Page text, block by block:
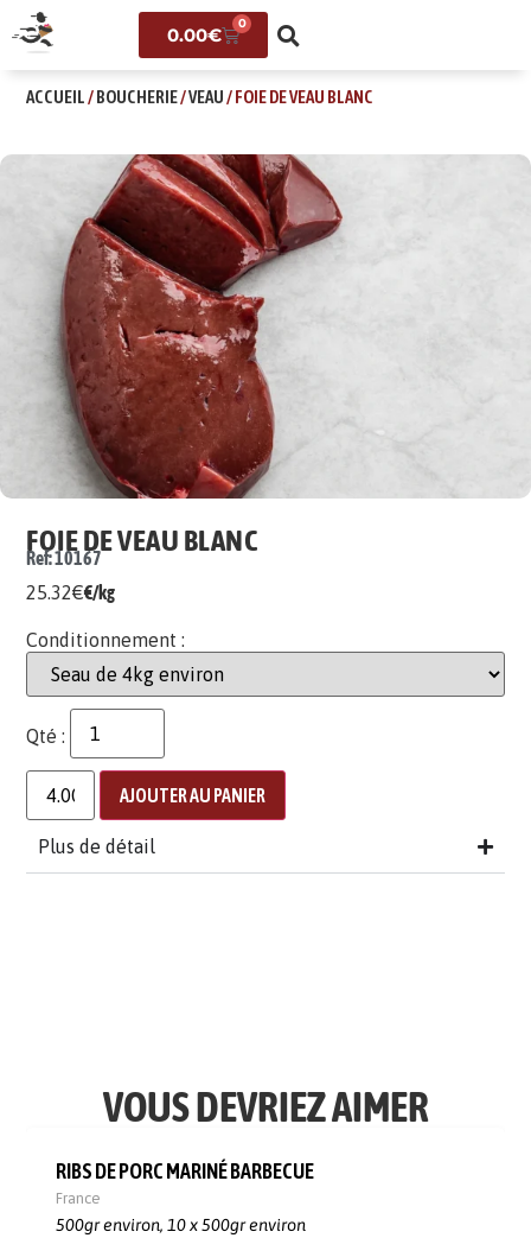
0.00€
0
ACCUEIL/BOUCHERIE/VEAU/ FOIE DE VEAU BLANC
FOIE DE VEAU BLANC
Ref: 10167
25.32€€/kg
Conditionnement :
Qté :
AJOUTER AU PANIER
Plus de détail
VOUS DEVRIEZ AIMER
RIBS DE PORC MARINÉ BARBECUE
France
500gr environ,10 x 500gr environ